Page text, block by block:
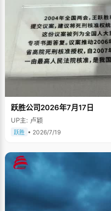
跃胜公司2026年7月17日
UP主: 卢颖
跃胜 • 2026/7/19